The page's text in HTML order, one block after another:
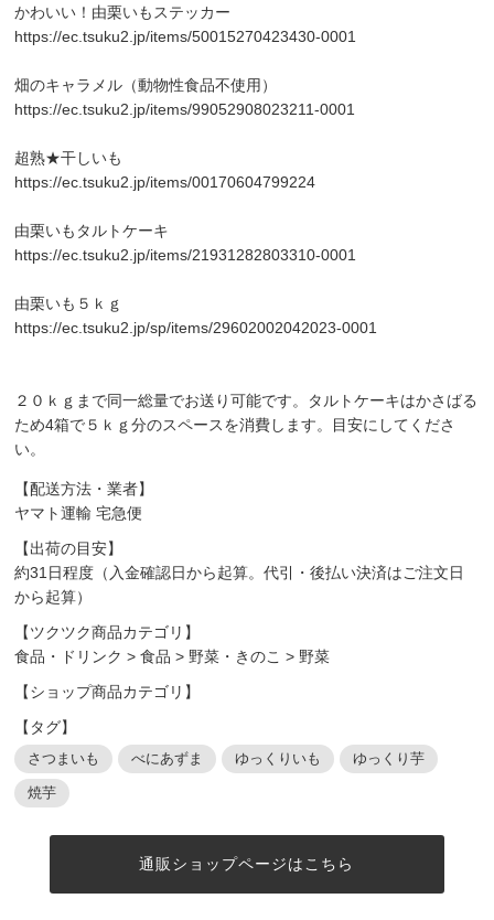
かわいい！由栗いもステッカー
https://ec.tsuku2.jp/items/50015270423430-0001
畑のキャラメル（動物性食品不使用）
https://ec.tsuku2.jp/items/99052908023211-0001
超熟★干しいも
https://ec.tsuku2.jp/items/00170604799224
由栗いもタルトケーキ
https://ec.tsuku2.jp/items/21931282803310-0001
由栗いも５ｋｇ
https://ec.tsuku2.jp/sp/items/29602002042023-0001
２０ｋｇまで同一総量でお送り可能です。タルトケーキはかさばる
ため4箱で５ｋｇ分のスペースを消費します。目安にしてくださ
い。
【配送方法・業者】
ヤマト運輸 宅急便
【出荷の目安】
約31日程度（入金確認日から起算。代引・後払い決済はご注文日
から起算）
【ツクツク商品カテゴリ】
食品・ドリンク >食品 > 野菜・きのこ > 野菜
【ショップ商品カテゴリ】
【タグ】
さつまいも べにあずま ゆっくりいも ゆっくり芋
焼芋
通販ショップページはこちら